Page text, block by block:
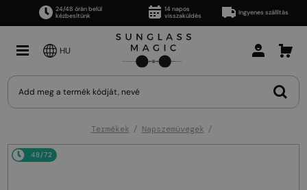
24/48 órán belül
kézbesítünk
14 napos
visszaküldés
Ingyenes szállítás
HU
Termékek Napszemüvegek
48/72